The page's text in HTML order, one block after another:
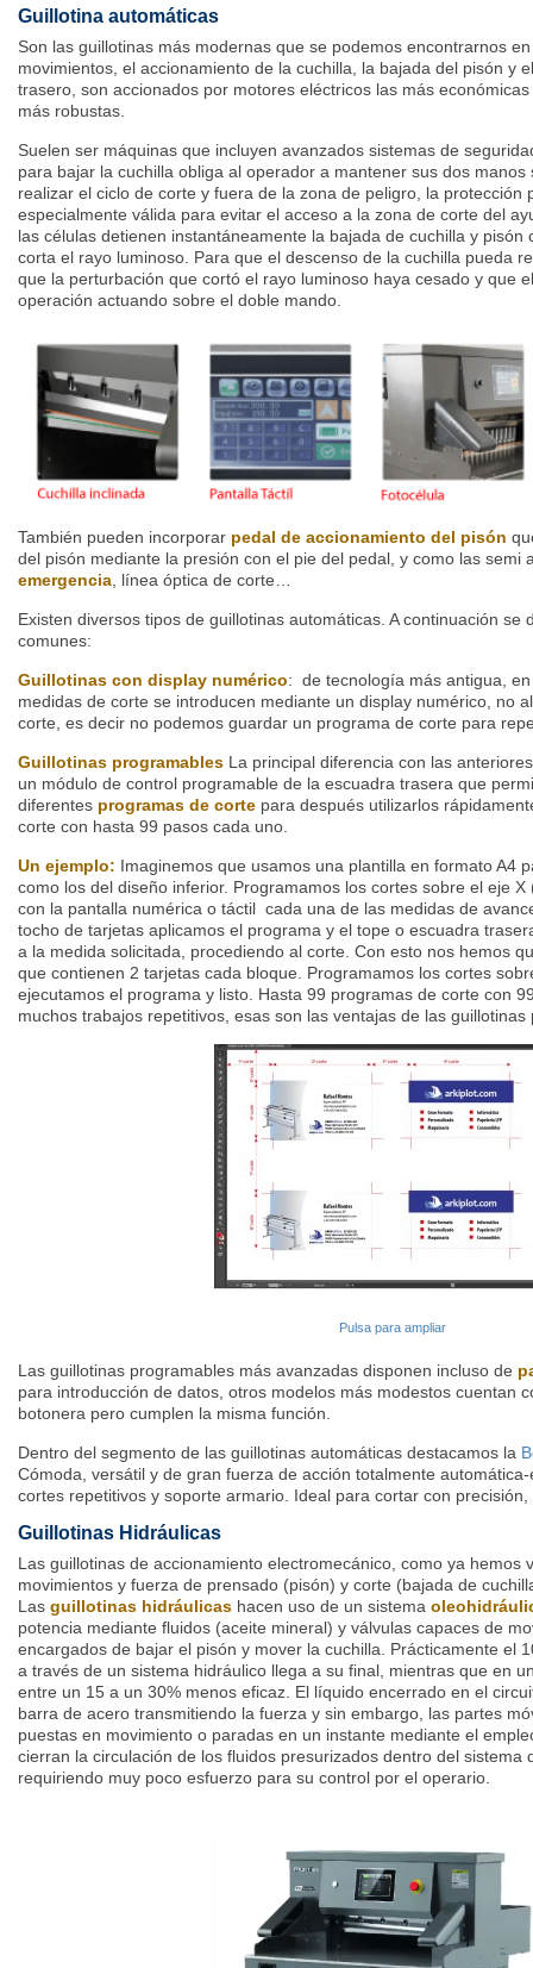
Guillotina automáticas
Son las guillotinas más modernas que se podemos encontrarnos
movimientos, el accionamiento de la cuchilla, la bajada del pisón y
trasero, son accionados por motores eléctricos las más
más robustas.
Suelen ser máquinas que incluyen avanzados sistemas de
para bajar la cuchilla obliga al operador a mantener sus dos
realizar el ciclo de corte y fuera de la zona de peligro, la protección
especialmente válida para evitar el acceso a la zona de corte del
las células detienen instantáneamente la bajada de cuchilla y
corta el rayo luminoso. Para que el descenso de la cuchilla pueda
que la perturbación que cortó el rayo luminoso haya cesado y que
operación actuando sobre el doble mando.
También pueden incorporar pedal de accionamiento del pisón
del pisón mediante la presión con el pie del pedal, y como las semi
emergencia, línea óptica de corte…
Existen diversos tipos de guillotinas automáticas. A continuación se
comunes:
Guillotinas con display numérico: de tecnología más antigua,
medidas de corte se introducen mediante un display numérico, no
corte, es decir no podemos guardar un programa de corte para
Guillotinas programables La principal diferencia con las
un módulo de control programable de la escuadra trasera que
diferentes programas de corte para después utilizarlos
corte con hasta 99 pasos cada uno.
Un ejemplo: Imaginemos que usamos una plantilla en formato A4
como los del diseño inferior. Programamos los cortes sobre el eje
con la pantalla numérica o táctil cada una de las medidas de
tocho de tarjetas aplicamos el programa y el tope o escuadra
a la medida solicitada, procediendo al corte. Con esto nos hemos
que contienen 2 tarjetas cada bloque. Programamos los cortes
ejecutamos el programa y listo. Hasta 99 programas de corte con
muchos trabajos repetitivos, esas son las ventajas de las guillotinas
Pulsa para ampliar
Las guillotinas programables más avanzadas disponen incluso de
para introducción de datos, otros modelos más modestos cuentan
botonera pero cumplen la misma función.
Dentro del segmento de las guillotinas automáticas destacamos la
Cómoda, versátil y de gran fuerza de acción totalmente
cortes repetitivos y soporte armario. Ideal para cortar con
Guillotinas Hidráulicas
Las guillotinas de accionamiento electromecánico, como ya hemos
movimientos y fuerza de prensado (pisón) y corte (bajada de
Las guillotinas hidráulicas hacen uso de un sistema
potencia mediante fluidos (aceite mineral) y válvulas capaces de
encargados de bajar el pisón y mover la cuchilla. Prácticamente el
a través de un sistema hidráulico llega a su final, mientras que en
entre un 15 a un 30% menos eficaz. El líquido encerrado en el
barra de acero transmitiendo la fuerza y sin embargo, las partes
puestas en movimiento o paradas en un instante mediante el
cierran la circulación de los fluidos presurizados dentro del sistema
requiriendo muy poco esfuerzo para su control por el operario.